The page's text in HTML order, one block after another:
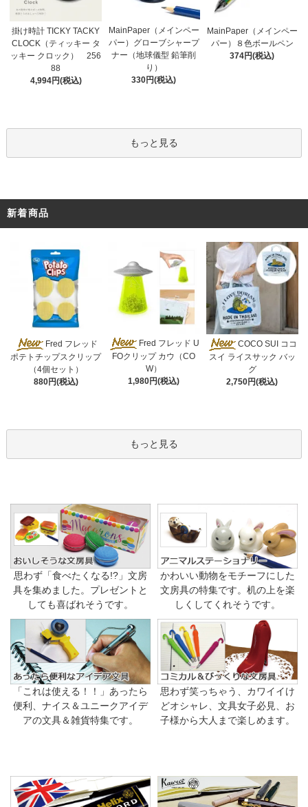
掛け時計 TICKY TACKY
CLOCK（ティッキー タ
ッキー クロック） 256
88
4,994円(税込)
MainPaper（メインペー
パー）グローブシャープ
ナー（地球儀型 鉛筆削
り）
330円(税込)
MainPaper（メインペー
パー）８色ボールペン
374円(税込)
もっと見る
新着商品
Fred フレッド
ポテトチップスクリップ
（4個セット）
880円(税込)
Fred フレッド U
FOクリップ カウ（CO
W）
1,980円(税込)
COCO SUI ココ
スイ ライスサック バッ
グ
2,750円(税込)
もっと見る
思わず「食べたくなる!?」文房
具を集めました。プレゼントと
しても喜ばれそうです。
かわいい動物をモチーフにした
文房具の特集です。机の上を楽
しくしてくれそうです。
「これは使える！！」あったら
便利、ナイス＆ユニークアイデ
アの文具＆雑貨特集です。
思わず笑っちゃう、カワイイけ
どオシャレ、文具女子必見、お
子様から大人まで楽しめます。